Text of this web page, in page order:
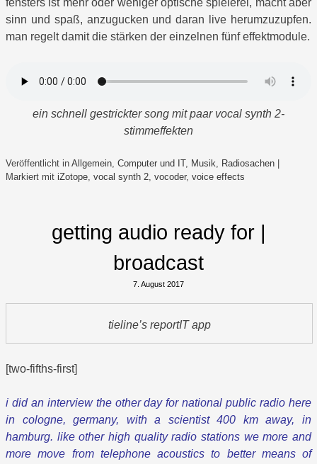
fensters ist mehr oder weniger optische spielerei, macht aber
sinn und spaß, anzugucken und daran live herumzuzupfen.
man regelt damit die stärken der einzelnen fünf effektmodule.
ein schnell gestrickter song mit paar vocal synth 2-
stimmeffekten
Veröffentlicht in Allgemein, Computer und IT, Musik, Radiosachen
Markiert mit iZotope, vocal synth 2, vocoder, voice effects
getting audio ready for |
broadcast
7. August 2017
tieline’s reportIT app
[two-fifths-first]
i did an interview the other day for national public radio here
in cologne, germany, with a scientist 400 km away, in
hamburg. like other high quality radio stations we more and
more move from telephone acoustics to better means of